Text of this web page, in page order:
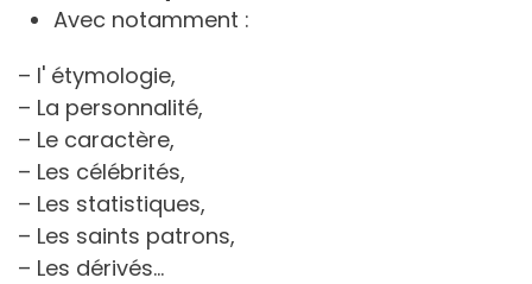
Avec notamment :
– l' étymologie,
– La personnalité,
– Le caractère,
– Les célébrités,
– Les statistiques,
– Les saints patrons,
– Les dérivés…